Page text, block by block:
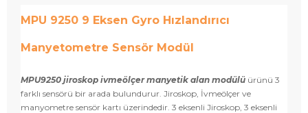
MPU 9250 9 Eksen Gyro Hızlandırıcı
Manyetometre Sensör Modül
MPU9250 jiroskop ivmeölçer manyetik alan modülü ürünü 3
farklı sensörü bir arada bulundurur. Jiroskop, İvmeölçer ve
manyometre sensör kartı üzerindedir. 3 eksenli Jiroskop, 3 eksenli